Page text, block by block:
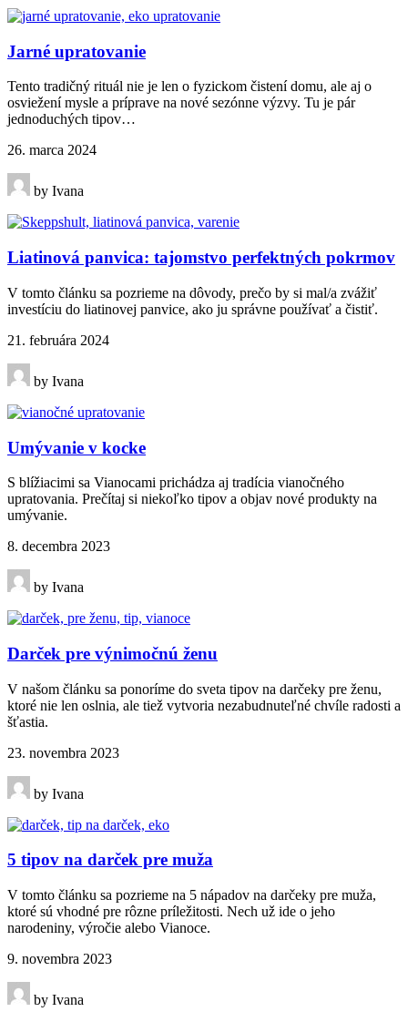
Jarné upratovanie
Tento tradičný rituál nie je len o fyzickom čistení domu, ale aj o
osviežení mysle a príprave na nové sezónne výzvy. Tu je pár
jednoduchých tipov…
26. marca 2024
by Ivana
Liatinová panvica: tajomstvo perfektných pokrmov
V tomto článku sa pozrieme na dôvody, prečo by si mal/a zvážiť
investíciu do liatinovej panvice, ako ju správne používať a čistiť.
21. februára 2024
by Ivana
Umývanie v kocke
S blížiacimi sa Vianocami prichádza aj tradícia vianočného
upratovania. Prečítaj si niekoľko tipov a objav nové produkty na
umývanie.
8. decembra 2023
by Ivana
Darček pre výnimočnú ženu
V našom článku sa ponoríme do sveta tipov na darčeky pre ženu,
ktoré nie len oslnia, ale tiež vytvoria nezabudnuteľné chvíle radosti a
šťastia.
23. novembra 2023
by Ivana
5 tipov na darček pre muža
V tomto článku sa pozrieme na 5 nápadov na darčeky pre muža,
ktoré sú vhodné pre rôzne príležitosti. Nech už ide o jeho
narodeniny, výročie alebo Vianoce.
9. novembra 2023
by Ivana